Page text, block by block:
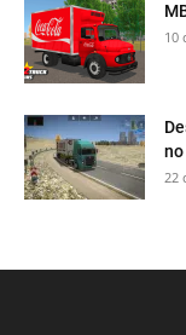
10
no
22